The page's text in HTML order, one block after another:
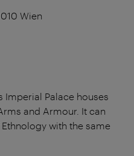
Wien
Imperial Palace houses
and Armour. It can
with the same